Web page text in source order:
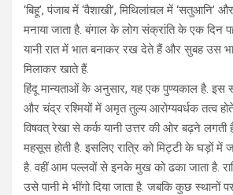
‘बिहू’, पंजाब में ‘वैशाखी’, मिथिलांचल में ‘सतुआनि’
मनाया जाता है. बंगाल के लोग संक्रांति के एक दिन
यानी रात में भात बनाकर रख देते हैं और सुबह उस
मिलाकर खाते हैं.
हिंदू मान्यताओं के अनुसार, यह एक पुण्यकाल है. इस
और चंद्र रश्मियों में अमृत तुल्य आरोग्यवर्धक तत्व
विषवत् रेखा से कर्क यानी उत्तर की ओर बढ़ने लगती
महसूस होती है. इसलिए रात्रि को मिट्टी के घड़ों
है. वहीं आम पल्लवों से इनके मुख को ढका जाता है.
उसे पानी मे भींगो दिया जाता है. जबकि कुछ स्थानों